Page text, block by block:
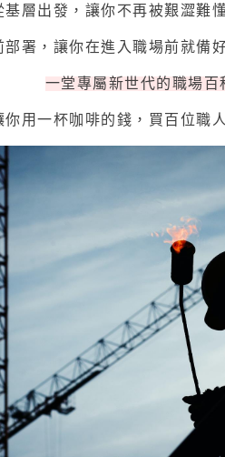
基層出發，讓你不再被艱澀難
部署，讓你在進入職場前就備
一堂專屬新世代的職場百
你用一杯咖啡的錢，買百位職